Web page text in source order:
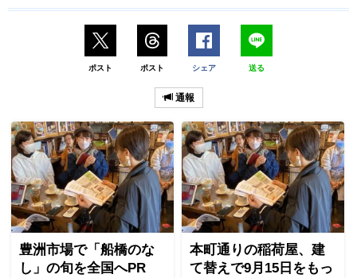
ポスト ポスト シェア 送る
通報
豊洲市場で「船橋のな
し」の旬を全国へPR
本町通りの稲荷屋、建
て替えで9月15日をもっ